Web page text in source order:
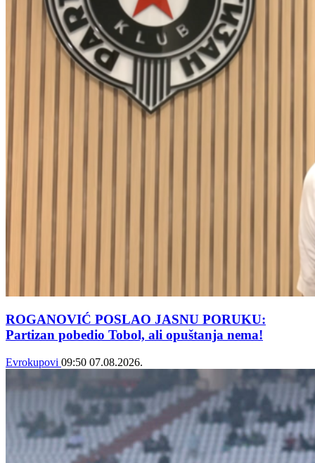
ROGANOVIĆ POSLAO JASNU PORUKU:
Partizan pobedio Tobol, ali opuštanja nema!
Evrokupovi 09:50 07.08.2026.